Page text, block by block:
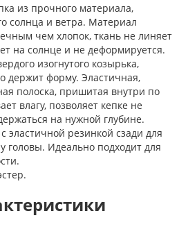
из прочного материала,
солнца и ветра. Материал
чем хлопок, ткань не линяет
на солнце и не деформируется.
изогнутого козырька,
держит форму. Эластичная,
полоска, пришитая внутри по
влагу, позволяет кепке не
на нужной глубине.
эластичной резинкой сзади для
головы. Идеально подходит для